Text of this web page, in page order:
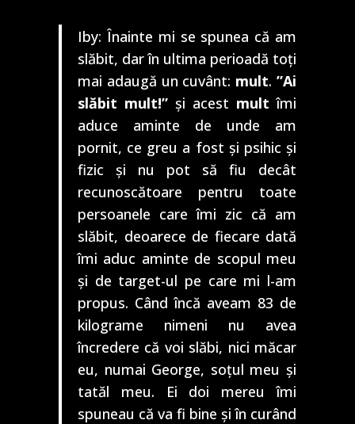
Iby: Înainte mi se spunea că am
slăbit, dar în ultima perioadă toți
mai adaugă un cuvânt: mult.”Ai
slăbit mult!” și acest mult îmi
aduce aminte de unde am
pornit, ce greu a fost și psihic și
fizic și nu pot să fiu decât
recunoscătoare pentru toate
persoanele care îmi zic că am
slăbit, deoarece de fiecare dată
îmi aduc aminte de scopul meu
și de target-ul pe care mi l-am
propus. Când încă aveam 83 de
kilograme nimeni nu avea
încredere că voi slăbi, nici măcar
eu, numai George, soțul meu și
tatăl meu. Ei doi mereu îmi
spuneau că va fi bine și în curând